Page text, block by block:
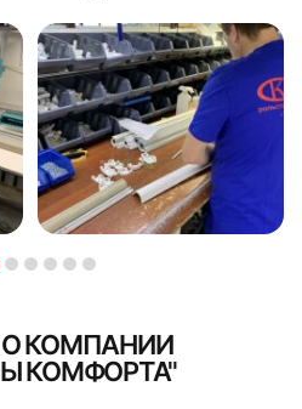
КОМПАНИИ
КОМФОРТА"